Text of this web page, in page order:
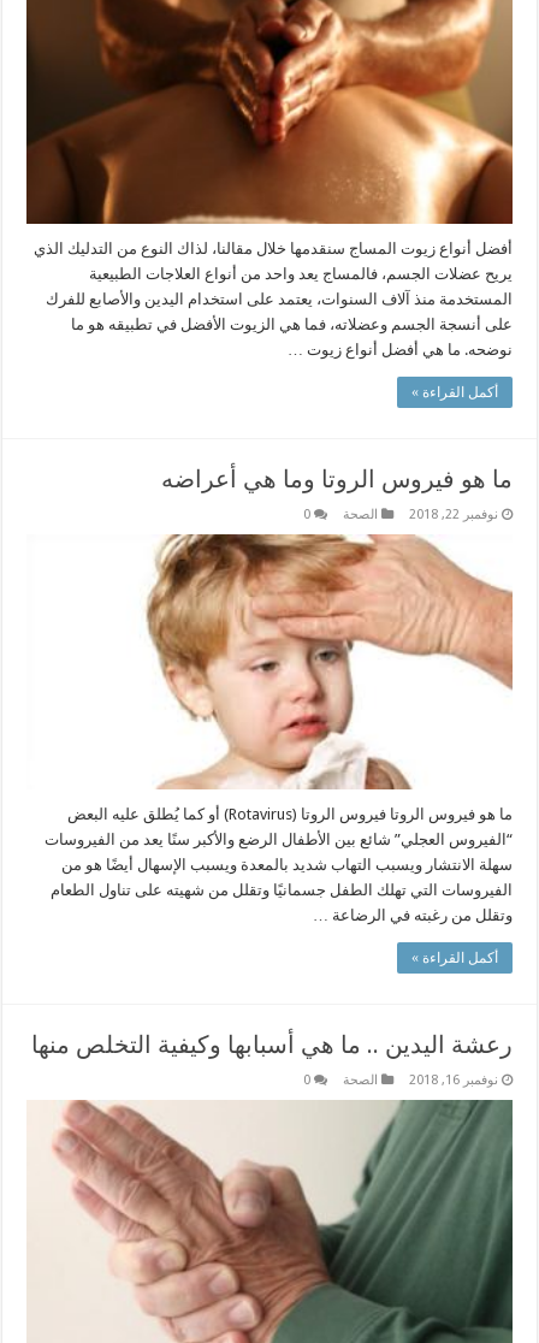
أفضل أنواع زيوت المساج سنقدمها خلال مقالنا، لذاك النوع من التدليك الذي
يريح عضلات الجسم، فالمساج يعد واحد من أنواع العلاجات الطبيعية
المستخدمة منذ آلاف السنوات، يعتمد على استخدام اليدين والأصابع للفرك
على أنسجة الجسم وعضلاته، فما هي الزيوت الأفضل في تطبيقه هو ما
نوضحه. ما هي أفضل أنواع زيوت …
أكمل القراءة »
ما هو فيروس الروتا وما هي أعراضه
نوفمبر 22, 2018 الصحة 0
ما هو فيروس الروتا فيروس الروتا (Rotavirus) أو كما يُطلق عليه البعض
“الفيروس العجلي” شائع بين الأطفال الرضع والأكبر سنًا يعد من الفيروسات
سهلة الانتشار ويسبب التهاب شديد بالمعدة ويسبب الإسهال أيضًا هو من
الفيروسات التي تهلك الطفل جسمانيًا وتقلل من شهيته على تناول الطعام
وتقلل من رغبته في الرضاعة …
أكمل القراءة »
رعشة اليدين .. ما هي أسبابها وكيفية التخلص منها
نوفمبر 16, 2018 الصحة 0